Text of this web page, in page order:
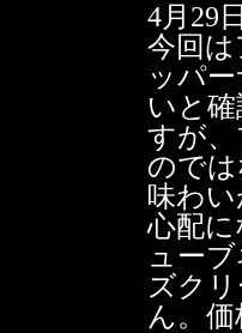
4月29
今回
ッパ
いと
すが
ので
味わ
心配
ュー
ズク
ん。